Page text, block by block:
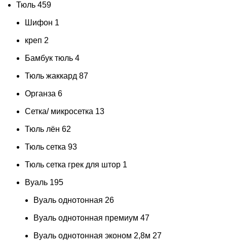
Тюль 459
Шифон 1
креп 2
Бамбук тюль 4
Тюль жаккард 87
Органза 6
Сетка/ микросетка 13
Тюль лён 62
Тюль сетка 93
Тюль сетка грек для штор 1
Вуаль 195
Вуаль однотонная 26
Вуаль однотонная премиум 47
Вуаль однотонная эконом 2,8м 27